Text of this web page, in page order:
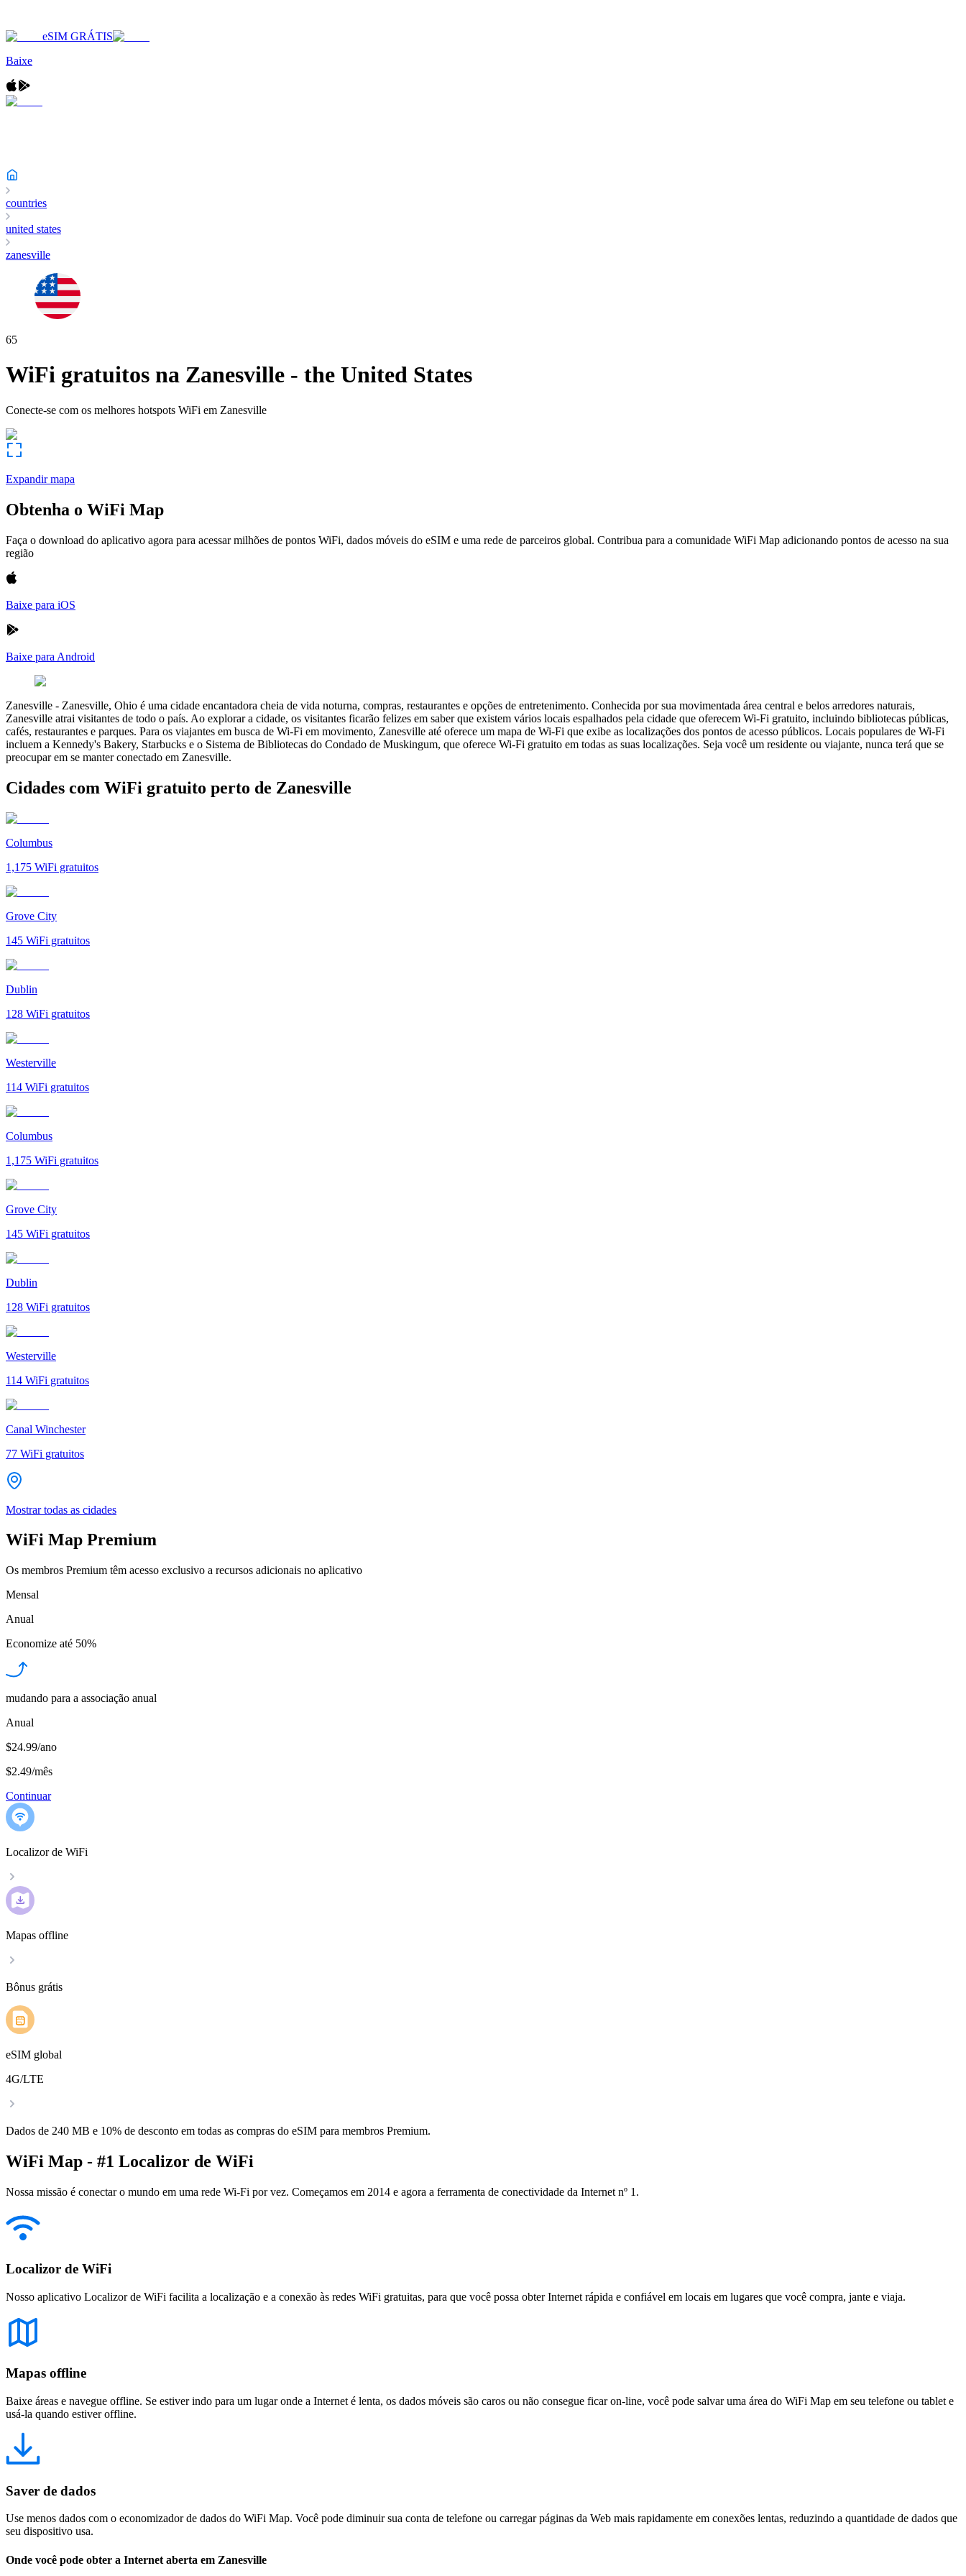
eSIM GRÁTIS
Baixe
countries
united states
zanesville
65
WiFi gratuitos na Zanesville - the United States
Conecte-se com os melhores hotspots WiFi em Zanesville
Expandir mapa
Obtenha o WiFi Map
Faça o download do aplicativo agora para acessar milhões de pontos WiFi, dados móveis do eSIM e uma rede de parceiros global. Contribua para a comunidade WiFi Map adicionando pontos de acesso na sua
região
Baixe para iOS
Baixe para Android
Zanesville - Zanesville, Ohio é uma cidade encantadora cheia de vida noturna, compras, restaurantes e opções de entretenimento. Conhecida por sua movimentada área central e belos arredores naturais,
Zanesville atrai visitantes de todo o país. Ao explorar a cidade, os visitantes ficarão felizes em saber que existem vários locais espalhados pela cidade que oferecem Wi-Fi gratuito, incluindo bibliotecas públicas,
cafés, restaurantes e parques. Para os viajantes em busca de Wi-Fi em movimento, Zanesville até oferece um mapa de Wi-Fi que exibe as localizações dos pontos de acesso públicos. Locais populares de Wi-Fi
incluem a Kennedy's Bakery, Starbucks e o Sistema de Bibliotecas do Condado de Muskingum, que oferece Wi-Fi gratuito em todas as suas localizações. Seja você um residente ou viajante, nunca terá que se
preocupar em se manter conectado em Zanesville.
Cidades com WiFi gratuito perto de Zanesville
Columbus
1,175 WiFi gratuitos
Grove City
145 WiFi gratuitos
Dublin
128 WiFi gratuitos
Westerville
114 WiFi gratuitos
Columbus
1,175 WiFi gratuitos
Grove City
145 WiFi gratuitos
Dublin
128 WiFi gratuitos
Westerville
114 WiFi gratuitos
Canal Winchester
77 WiFi gratuitos
Mostrar todas as cidades
WiFi Map Premium
Os membros Premium têm acesso exclusivo a recursos adicionais no aplicativo
Mensal
Anual
Economize até 50%
mudando para a associação anual
Anual
$24.99/ano
$2.49/mês
Continuar
Localizor de WiFi
Mapas offline
Bônus grátis
eSIM global
4G/LTE
Dados de 240 MB e 10% de desconto em todas as compras do eSIM para membros Premium.
WiFi Map - #1 Localizor de WiFi
Nossa missão é conectar o mundo em uma rede Wi-Fi por vez. Começamos em 2014 e agora a ferramenta de conectividade da Internet nº 1.
Localizor de WiFi
Nosso aplicativo Localizor de WiFi facilita a localização e a conexão às redes WiFi gratuitas, para que você possa obter Internet rápida e confiável em locais em lugares que você compra, jante e viaja.
Mapas offline
Baixe áreas e navegue offline. Se estiver indo para um lugar onde a Internet é lenta, os dados móveis são caros ou não consegue ficar on-line, você pode salvar uma área do WiFi Map em seu telefone ou tablet e
usá-la quando estiver offline.
Saver de dados
Use menos dados com o economizador de dados do WiFi Map. Você pode diminuir sua conta de telefone ou carregar páginas da Web mais rapidamente em conexões lentas, reduzindo a quantidade de dados que
seu dispositivo usa.
Onde você pode obter a Internet aberta em Zanesville